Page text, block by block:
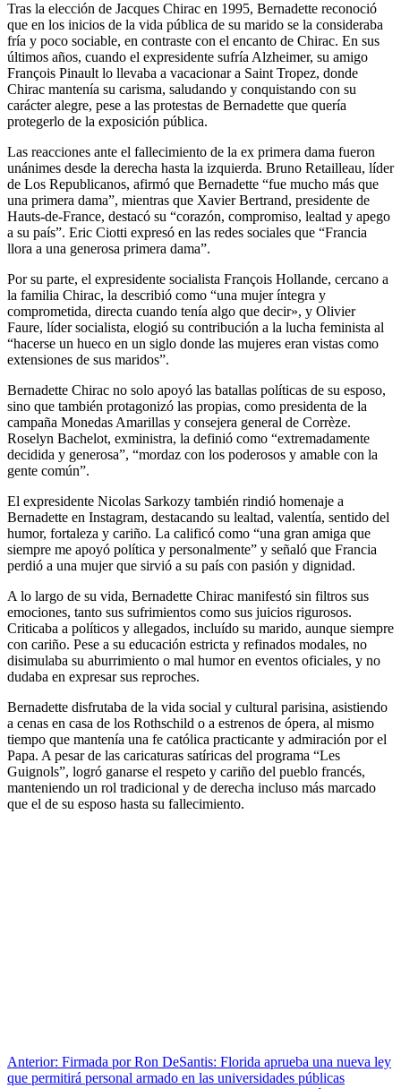
Tras la elección de Jacques Chirac en 1995, Bernadette reconoció
que en los inicios de la vida pública de su marido se la consideraba
fría y poco sociable, en contraste con el encanto de Chirac. En sus
últimos años, cuando el expresidente sufría Alzheimer, su amigo
François Pinault lo llevaba a vacacionar a Saint Tropez, donde
Chirac mantenía su carisma, saludando y conquistando con su
carácter alegre, pese a las protestas de Bernadette que quería
protegerlo de la exposición pública.
Las reacciones ante el fallecimiento de la ex primera dama fueron
unánimes desde la derecha hasta la izquierda. Bruno Retailleau, líder
de Los Republicanos, afirmó que Bernadette “fue mucho más que
una primera dama”, mientras que Xavier Bertrand, presidente de
Hauts-de-France, destacó su “corazón, compromiso, lealtad y apego
a su país”. Eric Ciotti expresó en las redes sociales que “Francia
llora a una generosa primera dama”.
Por su parte, el expresidente socialista François Hollande, cercano a
la familia Chirac, la describió como “una mujer íntegra y
comprometida, directa cuando tenía algo que decir», y Olivier
Faure, líder socialista, elogió su contribución a la lucha feminista al
“hacerse un hueco en un siglo donde las mujeres eran vistas como
extensiones de sus maridos”.
Bernadette Chirac no solo apoyó las batallas políticas de su esposo,
sino que también protagonizó las propias, como presidenta de la
campaña Monedas Amarillas y consejera general de Corrèze.
Roselyn Bachelot, exministra, la definió como “extremadamente
decidida y generosa”, “mordaz con los poderosos y amable con la
gente común”.
El expresidente Nicolas Sarkozy también rindió homenaje a
Bernadette en Instagram, destacando su lealtad, valentía, sentido del
humor, fortaleza y cariño. La calificó como “una gran amiga que
siempre me apoyó política y personalmente” y señaló que Francia
perdió a una mujer que sirvió a su país con pasión y dignidad.
A lo largo de su vida, Bernadette Chirac manifestó sin filtros sus
emociones, tanto sus sufrimientos como sus juicios rigurosos.
Criticaba a políticos y allegados, incluído su marido, aunque siempre
con cariño. Pese a su educación estricta y refinados modales, no
disimulaba su aburrimiento o mal humor en eventos oficiales, y no
dudaba en expresar sus reproches.
Bernadette disfrutaba de la vida social y cultural parisina, asistiendo
a cenas en casa de los Rothschild o a estrenos de ópera, al mismo
tiempo que mantenía una fe católica practicante y admiración por el
Papa. A pesar de las caricaturas satíricas del programa “Les
Guignols”, logró ganarse el respeto y cariño del pueblo francés,
manteniendo un rol tradicional y de derecha incluso más marcado
que el de su esposo hasta su fallecimiento.
Anterior: Firmada por Ron DeSantis: Florida aprueba una nueva ley
que permitirá personal armado en las universidades públicas